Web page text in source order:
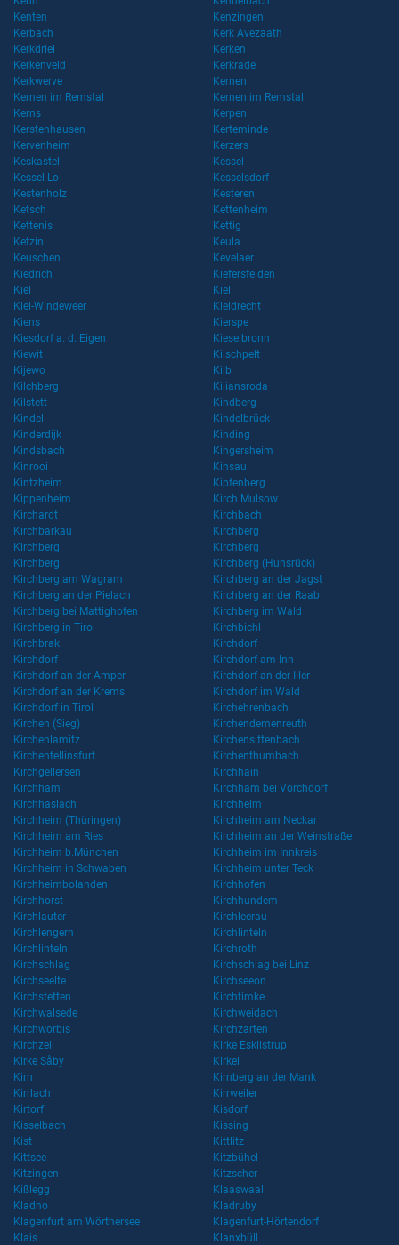
Kenten
Kenzingen
Kerbach
Kerk Avezaath
Kerkdriel
Kerken
Kerkenveld
Kerkrade
Kerkwerve
Kernen
Kernen im Remstal
Kernen im Remstal
Kerns
Kerpen
Kerstenhausen
Kerteminde
Kervenheim
Kerzers
Keskastel
Kessel
Kessel-Lo
Kesselsdorf
Kestenholz
Kesteren
Ketsch
Kettenheim
Kettenis
Kettig
Ketzin
Keula
Keuschen
Kevelaer
Kiedrich
Kiefersfelden
Kiel
Kiel
Kiel-Windeweer
Kieldrecht
Kiens
Kierspe
Kiesdorf a. d. Eigen
Kieselbronn
Kiewit
Kiischpelt
Kijewo
Kilb
Kilchberg
Kiliansroda
Kilstett
Kindberg
Kindel
Kindelbrück
Kinderdijk
Kinding
Kindsbach
Kingersheim
Kinrooi
Kinsau
Kintzheim
Kipfenberg
Kippenheim
Kirch Mulsow
Kirchardt
Kirchbach
Kirchbarkau
Kirchberg
Kirchberg
Kirchberg
Kirchberg
Kirchberg (Hunsrück)
Kirchberg am Wagram
Kirchberg an der Jagst
Kirchberg an der Pielach
Kirchberg an der Raab
Kirchberg bei Mattighofen
Kirchberg im Wald
Kirchberg in Tirol
Kirchbichl
Kirchbrak
Kirchdorf
Kirchdorf
Kirchdorf am Inn
Kirchdorf an der Amper
Kirchdorf an der Iller
Kirchdorf an der Krems
Kirchdorf im Wald
Kirchdorf in Tirol
Kirchehrenbach
Kirchen (Sieg)
Kirchendemenreuth
Kirchenlamitz
Kirchensittenbach
Kirchentellinsfurt
Kirchenthumbach
Kirchgellersen
Kirchhain
Kirchham
Kirchham bei Vorchdorf
Kirchhaslach
Kirchheim
Kirchheim (Thüringen)
Kirchheim am Neckar
Kirchheim am Ries
Kirchheim an der Weinstraße
Kirchheim b.München
Kirchheim im Innkreis
Kirchheim in Schwaben
Kirchheim unter Teck
Kirchheimbolanden
Kirchhofen
Kirchhorst
Kirchhundem
Kirchlauter
Kirchleerau
Kirchlengern
Kirchlinteln
Kirchlinteln
Kirchroth
Kirchschlag
Kirchschlag bei Linz
Kirchseelte
Kirchseeon
Kirchstetten
Kirchtimke
Kirchwalsede
Kirchweidach
Kirchworbis
Kirchzarten
Kirchzell
Kirke Eskilstrup
Kirke Såby
Kirkel
Kirn
Kirnberg an der Mank
Kirrlach
Kirrweiler
Kirtorf
Kisdorf
Kisselbach
Kissing
Kist
Kittlitz
Kittsee
Kitzbühel
Kitzingen
Kitzscher
Kißlegg
Klaaswaal
Kladno
Kladruby
Klagenfurt am Wörthersee
Klagenfurt-Hörtendorf
Klais
Klanxbüll